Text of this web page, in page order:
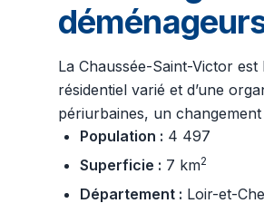
La Chaussée-Saint-Victor est
résidentiel varié et d’une
périurbaines, un
Population : 4 497
Superficie : 7 km2
Département : Loir-et-